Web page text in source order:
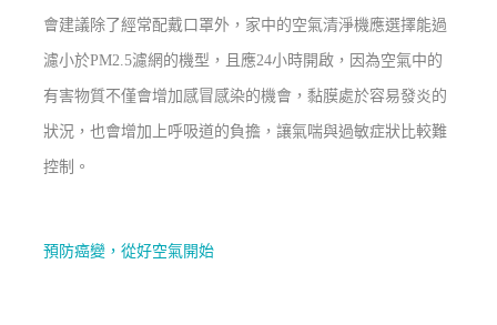
會建議除了經常配戴口罩外，家中的空氣清淨機應選擇能過
濾小於PM2.5濾網的機型，且應24小時開啟，因為空氣中的
有害物質不僅會增加感冒感染的機會，黏膜處於容易發炎的
狀況，也會增加上呼吸道的負擔，讓氣喘與過敏症狀比較難
控制。
預防癌變，從好空氣開始